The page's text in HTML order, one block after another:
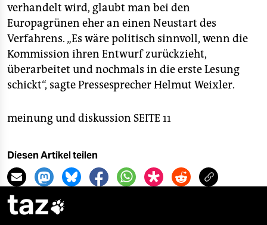
verhandelt wird, glaubt man bei den
Europagrünen eher an einen Neustart des
Verfahrens. „Es wäre politisch sinnvoll, wenn die
Kommission ihren Entwurf zurückzieht,
überarbeitet und nochmals in die erste Lesung
schickt“, sagte Pressesprecher Helmut Weixler.
meinung und diskussion SEITE 11
Diesen Artikel teilen
taz